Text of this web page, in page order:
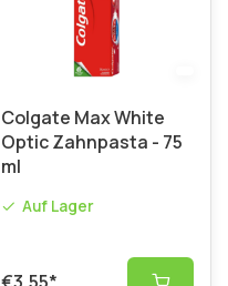
Colgate Max White
Optic Zahnpasta - 75
ml
Auf Lager